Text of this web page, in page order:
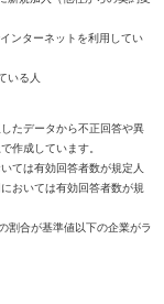
ンターネットを利用してい
いる人
たデータから不正回答や異
作成しています。
ては有効回答者数が規定人
おいては有効回答者数が規
割合が基準値以下の企業がラ